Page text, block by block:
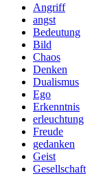
Angriff
angst
Bedeutung
Bild
Chaos
Denken
Dualismus
Ego
Erkenntnis
erleuchtung
Freude
gedanken
Geist
Gesellschaft